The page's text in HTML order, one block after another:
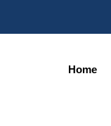
Home